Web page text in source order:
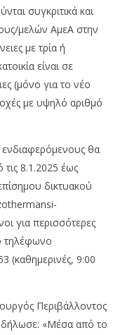
συγκριτικά και
μελών ΑμεΑ στην
με τρία ή
είναι σε
(μόνο για το νέο
με υψηλό αριθμό
ενδιαφερόμενους θα
8.1.2025 έως
δικτυακού
για περισσότερες
τηλέφωνο
(καθημερινές, 9:00
Περιβάλλοντος
δήλωσε: «Μέσα από το